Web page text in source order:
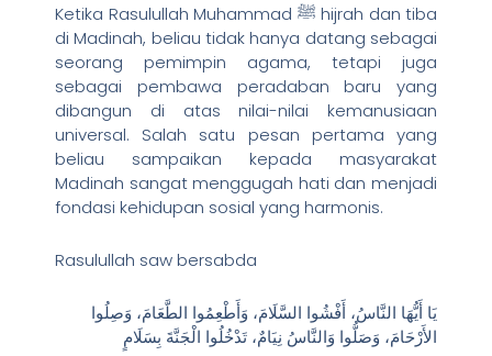
Ketika Rasulullah Muhammad ﷺ hijrah dan tiba
di Madinah, beliau tidak hanya datang sebagai
seorang pemimpin agama, tetapi juga
sebagai pembawa peradaban baru yang
dibangun di atas nilai-nilai kemanusiaan
universal. Salah satu pesan pertama yang
beliau sampaikan kepada masyarakat
Madinah sangat menggugah hati dan menjadi
fondasi kehidupan sosial yang harmonis.
Rasulullah saw bersabda
يَا أَيُّهَا النَّاسُ، أَفْشُوا السَّلَامَ، وَأَطْعِمُوا الطَّعَامَ، وَصِلُوا
الأَرْحَامَ، وَصَلُّوا وَالنَّاسُ نِيَامٌ، تَدْخُلُوا الْجَنَّةَ بِسَلَامٍ